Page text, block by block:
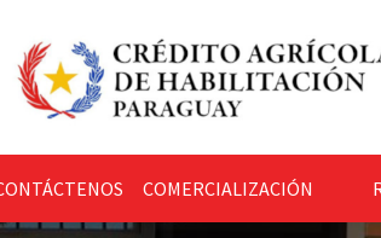
COMERCIALIZACIÓN